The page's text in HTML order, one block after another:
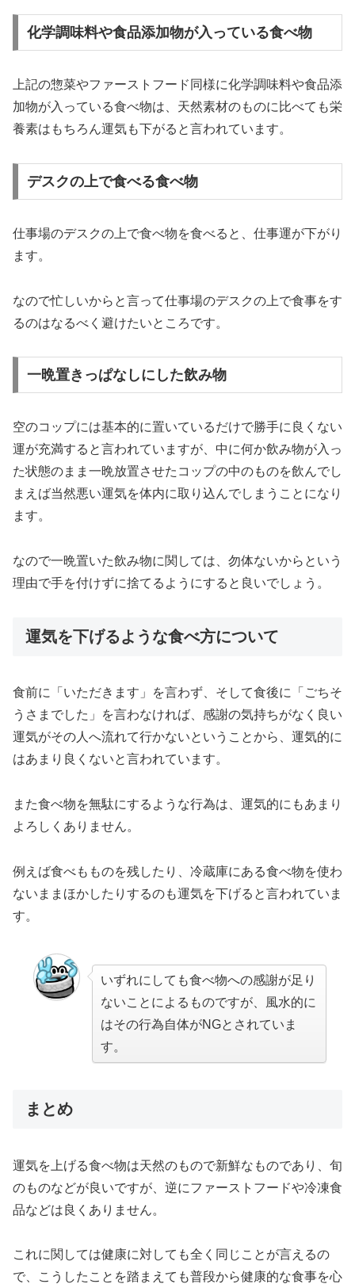
化学調味料や食品添加物が入っている食べ物
上記の惣菜やファーストフード同様に化学調味料や食品添
加物が入っている食べ物は、天然素材のものに比べても栄
養素はもちろん運気も下がる と言われています。
デスクの上で食べる食べ物
仕事場のデスクの上で食べ物を食べると、仕事運が下がり
ます。
なので忙しいからと言って仕事場のデスクの上で食事をす
るのはなるべく避けたいところです。
一晩置きっぱなしにした飲み物
空のコップには基本的に置いているだけで勝手に良くない
運が充満すると言われていますが、中に何か飲み物が入っ
た状態のまま一晩放置させたコップの中のものを飲んでし
まえば当然悪い運気を体内に取り込んでしまうことになり
ます。
なので一晩置いた飲み物に関しては、勿体ないからという
理由で手を付けずに捨てるようにすると良いでしょう。
運気を下げるような食べ方について
食前に「いただきます」を言わず、そして食後に「ごちそ
うさまでした」を言わなければ、感謝の気持ちがなく良い
運気がその人へ流れて行かないということから、運気的に
はあまり良くないと言われています。
また食べ物を無駄にするような行為は、運気的にもあまり
よろしくありません。
例えば食べもものを残したり、冷蔵庫にある食べ物を使わ
ないままほかしたりするのも運気を下げると言われていま
す。
いずれにしても食べ物への感謝が足り
ないことによるものですが、風水的に
はその行為自体がNGとされていま
す。
まとめ
運気を上げる食べ物は天然のもので新鮮なものであり、旬
のものなどが良いですが、逆にファーストフードや冷凍食
品などは良くありません。
これに関しては健康に対しても全く同じことが言えるの
で、こうしたことを踏まえても普段から健康的な食事を心